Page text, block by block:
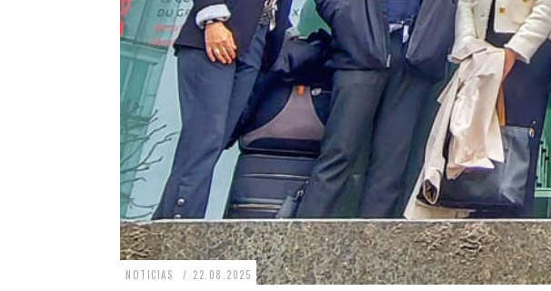
NOTICIAS 22.08.2025 2